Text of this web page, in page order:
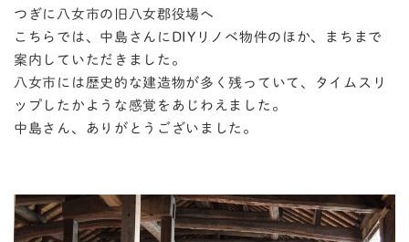
つぎに八女市の旧八女郡役場へ
こちらでは、中島さんにDIYリノベ物件のほか、まちまで
案内していただきました。
八女市には歴史的な建造物が多く残っていて、タイムスリ
ップしたかような感覚をあじわえました。
中島さん、ありがとうございました。